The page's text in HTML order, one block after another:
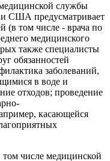
службы
США предусматривает
(в том числе - врача по
медицинского
также специалисты
обязанностей
заболеваний,
в воде и
отходов; проведение
касающейся
числе медицинской